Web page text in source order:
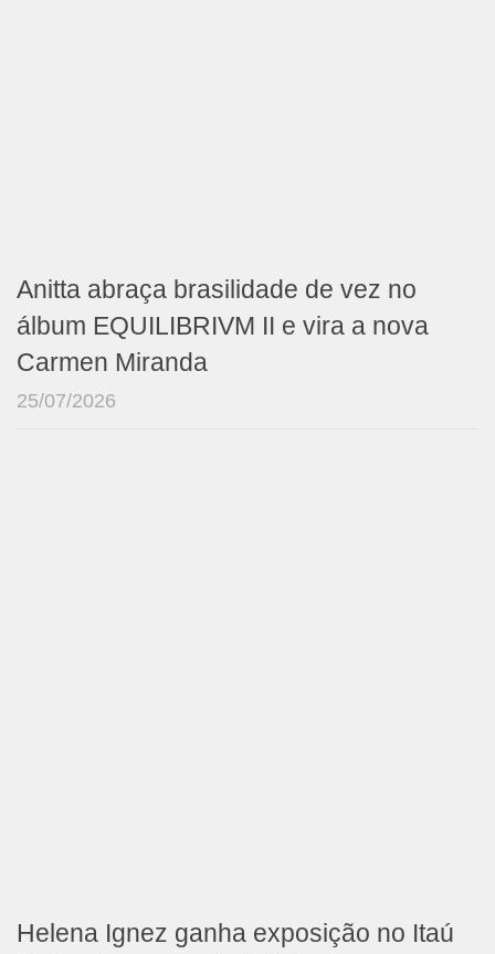
Anitta abraça brasilidade de vez no
álbum EQUILIBRIVM II e vira a nova
Carmen Miranda
25/07/2026
Helena Ignez ganha exposição no Itaú